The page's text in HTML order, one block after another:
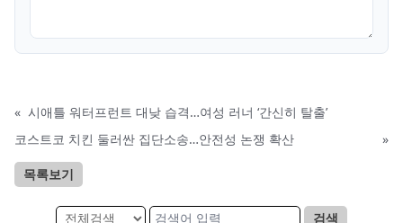
« 시애틀 워터프런트 대낮 습격…여성 러너 ‘간신히 탈출’
코스트코 치킨 둘러싼 집단소송…안전성 논쟁 확산
»
목록보기
검색